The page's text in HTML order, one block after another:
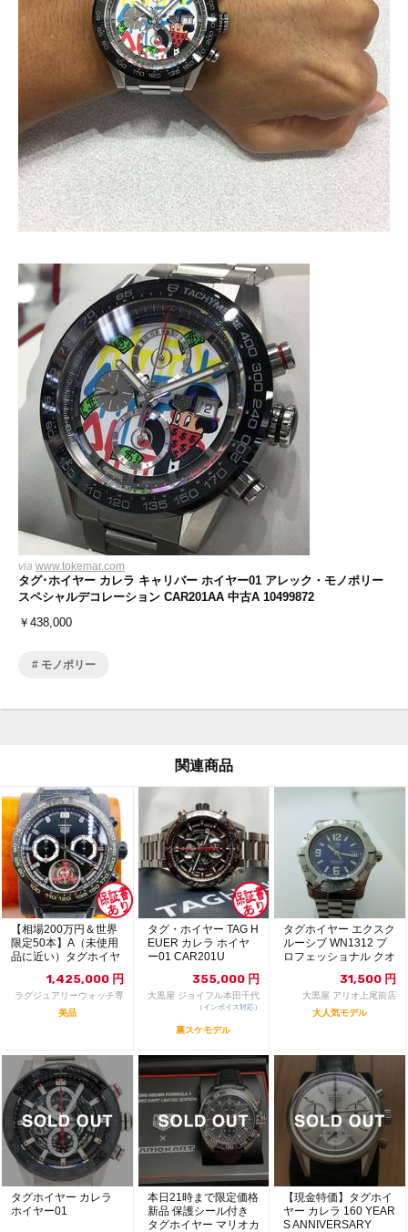
via www.tokemar.com
タグ･ホイヤー カレラ キャリバー ホイヤー01 アレック・モノポリー
スペシャルデコレーション CAR201AA 中古A 10499872
￥ 438,000
モノポリー
関連商品
【相場200万円＆世界
限定50本】A（未使用
品に近い）タグホイヤ
1,425,000 円
ラグジュアリーウォッチ専
美品
タグ・ホイヤー TAG H
EUER カレラ ホイヤ
ー01 CAR201U
355,000 円
大黒屋 ジョイフル本田千代
田店
（インボイス対応）
裏スケモデル
タグホイヤー エクスク
ルーシブ WN1312 プ
ロフェッショナル クオ
31,500 円
大黒屋 アリオ上尾前店
大人気モデル
タグホイヤー カレラ
ホイヤー01
本日21時まで限定価格
新品 保護シール付き
タグホイヤー マリオカ
【現金特価】タグホイ
ヤー カレラ 160 YEAR
S ANNIVERSARY